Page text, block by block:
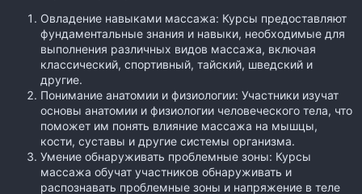
Овладение навыками массажа: Курсы предоставляют
фундаментальные знания и навыки, необходимые для
выполнения различных видов массажа, включая
классический, спортивный, тайский, шведский и
другие.
Понимание анатомии и физиологии: Участники изучат
основы анатомии и физиологии человеческого тела, что
поможет им понять влияние массажа на мышцы,
кости, суставы и другие системы организма.
Умение обнаруживать проблемные зоны: Курсы
массажа обучат участников обнаруживать и
распознавать проблемные зоны и напряжение в теле